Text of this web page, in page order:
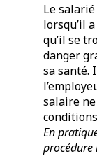
Le
lorsqu’il
qu’il se
danger
sa santé.
salaire
En
procédure